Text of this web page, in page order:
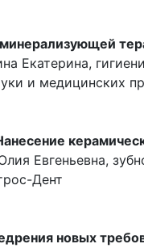
Екатерина,
и медицинских
Евгеньевна,
Дент
новых